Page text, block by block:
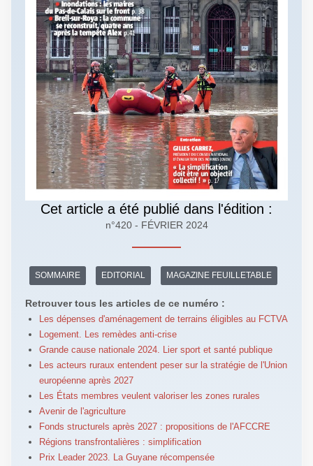
Cet article a été publié dans l'édition :
n°420 - FÉVRIER 2024
SOMMAIRE EDITORIAL MAGAZINE FEUILLETABLE
Retrouver tous les articles de ce numéro :
Les dépenses d'aménagement de terrains éligibles au FCTVA
Logement. Les remèdes anti-crise
Grande cause nationale 2024. Lier sport et santé publique
Les acteurs ruraux entendent peser sur la stratégie de l'Union
européenne après 2027
Les États membres veulent valoriser les zones rurales
Avenir de l'agriculture
Fonds structurels après 2027 : propositions de l'AFCCRE
Régions transfrontalières : simplification
Prix Leader 2023. La Guyane récompensée